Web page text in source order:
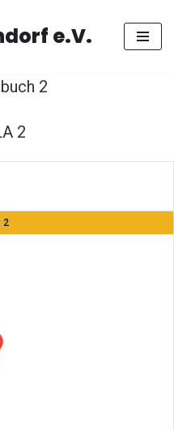
e.V.
2
2
2